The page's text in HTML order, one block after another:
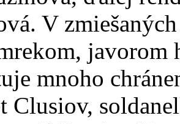
V
javorom
mnoho
Clusiov,